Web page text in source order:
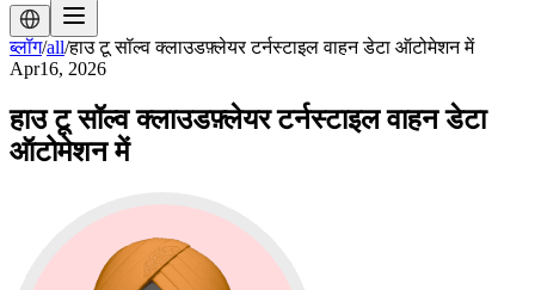
ब्लॉग/all/हाउ टू सॉल्व क्लाउडफ़्लेयर टर्नस्टाइल वाहन डेटा ऑटोमेशन में
Apr16, 2026
हाउ टू सॉल्व क्लाउडफ़्लेयर टर्नस्टाइल वाहन डेटा
ऑटोमेशन में